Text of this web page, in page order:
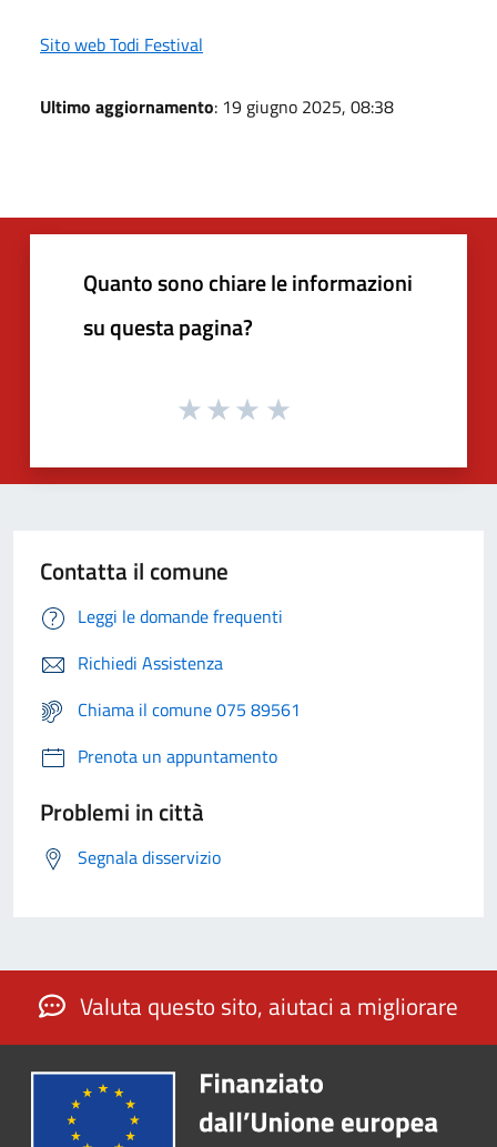
Sito web Todi Festival
Ultimo aggiornamento: 19 giugno 2025, 08:38
Quanto sono chiare le informazioni
su questa pagina?
Contatta il comune
Leggi le domande frequenti
Richiedi Assistenza
Chiama il comune 075 89561
Prenota un appuntamento
Problemi in città
Segnala disservizio
Valuta questo sito, aiutaci a migliorare